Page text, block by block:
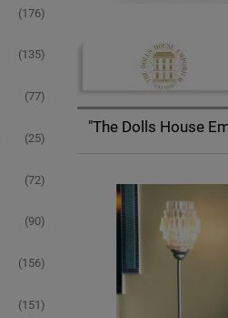
(176)
(135)
(77)
(25)
(72)
(90)
(156)
(151)
"The Dolls House